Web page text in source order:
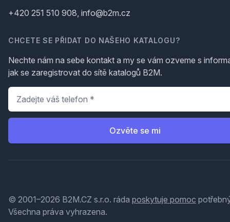
+420 251 510 908, info@b2m.cz
CHCETE SE PŘIDAT DO NAŠEHO KATALOGU?
Nechte nám na sebe kontakt a my se vám ozveme s
jak se zaregistrovat do sítě katalogů B2M.
Telefon
Ozvěte se mi
© 2001–2026 B2M.CZ s.r.o. ráda poskytuje pomoc
Všechna práva vyhrazena.